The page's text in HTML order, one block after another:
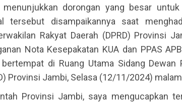
menunjukkan dorongan yang besar untuk
tersebut disampaikannya saat
Rakyat Daerah (DPRD) Provinsi
Nota Kesepakatan KUA dan PPAS
di Ruang Utama Sidang Dewan
Provinsi Jambi, Selasa (12/11/2024)
Provinsi Jambi, saya mengucapkan